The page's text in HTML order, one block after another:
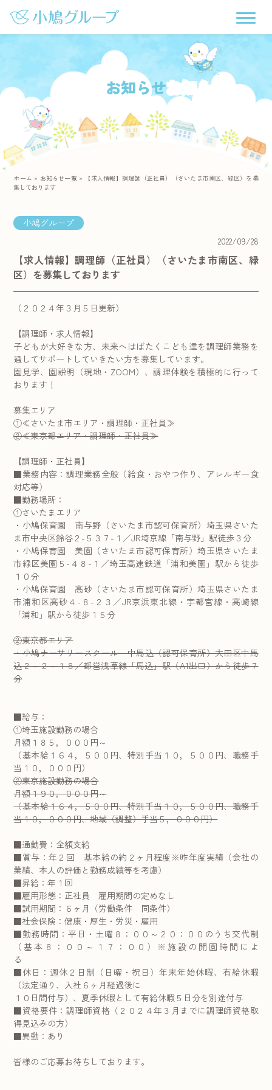
お知らせ
ホーム » お知らせ一覧»
【求人情報】調理師（正社員）（さいたま市南区、緑区）を募
集しております
小鳩グループ
2022/09/28
【求人情報】調理師（正社員）（さいたま市南区、緑
区）を募集しております
（２０２４年３月５日更新）
【調理師・求人情報】
子どもが大好きな方、未来へはばたくこども達を調理師業務を
通してサポートしていきたい方を募集しています。
園見学、園説明（現地・ZOOM）、調理体験を積極的に行って
おります！
募集エリア
①≪さいたま市エリア・調理師・正社員≫
②≪東京都エリア・調理師・正社員≫
【調理師・正社員】
■業務内容：調理業務全般（給食・おやつ作り、アレルギー食
対応等）
■勤務場所：
①さいたまエリア
・小鳩保育園 南与野（さいたま市認可保育所）埼玉県さいた
ま市中央区鈴谷２-５３７-１／JR埼京線「南与野」駅徒歩３分
・小鳩保育園 美園（さいたま市認可保育所）埼玉県さいたま
市緑区美園５-４８-１／埼玉高速鉄道「浦和美園」駅から徒歩
１０分
・小鳩保育園 高砂（さいたま市認可保育所）埼玉県さいたま
市浦和区高砂４-８-２３／JR京浜東北線・宇都宮線・高崎線
「浦和」駅から徒歩１５分
②東京都エリア
・小鳩ナーサリースクール 中馬込（認可保育所）大田区中馬
込２－２－１８／都営浅草線「馬込」駅（A1出口）から徒歩７
分
■給与：
①埼玉施設勤務の場合
月額１８５，０００円～
（基本給１６４，５００円、特別手当１０，５００円、職務手
当１０，０００円）
②東京施設勤務の場合
月額１９０，０００円～
（基本給１６４，５００円、特別手当１０，５００円、職務手
当１０，０００円、地域（調整）手当５，０００円）
■通勤費：全額支給
■賞与：年２回 基本給の約２ヶ月程度※昨年度実績（会社の
業績、本人の評価と勤務成績等を考慮）
■昇給：年１回
■雇用形態：正社員 雇用期間の定めなし
■試用期間：６ヶ月（労働条件 同条件）
■社会保険：健康・厚生・労災・雇用
■勤務時間：平日・土曜８：００～２０：００のうち交代制
（基本８：００～１７：００）※施設の開園時間によ
る
■休日：週休２日制（日曜・祝日）年末年始休暇、有給休暇
（法定通り、入社６ヶ月経過後に
１０日間付与）、夏季休暇として有給休暇５日分を別途付与
■資格要件：調理師資格（２０２４年３月までに調理師資格取
得見込みの方）
■異動：あり
皆様のご応募お待ちしております。